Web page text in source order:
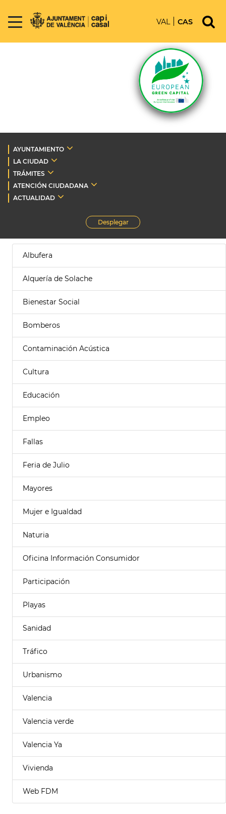
VAL CAS
AYUNTAMIENTO
LA CIUDAD
TRÁMITES
ATENCIÓN CIUDADANA
ACTUALIDAD
Desplegar
Albufera
Alquería de Solache
Bienestar Social
Bomberos
Contaminación Acústica
Cultura
Educación
Empleo
Fallas
Feria de Julio
Mayores
Mujer e Igualdad
Naturia
Oficina Información Consumidor
Participación
Playas
Sanidad
Tráfico
Urbanismo
Valencia
Valencia verde
Valencia Ya
Vivienda
Web FDM